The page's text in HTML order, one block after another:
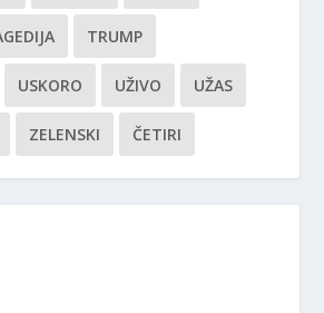
TRUMP
USKORO UŽIVO UŽAS
ZELENSKI ČETIRI